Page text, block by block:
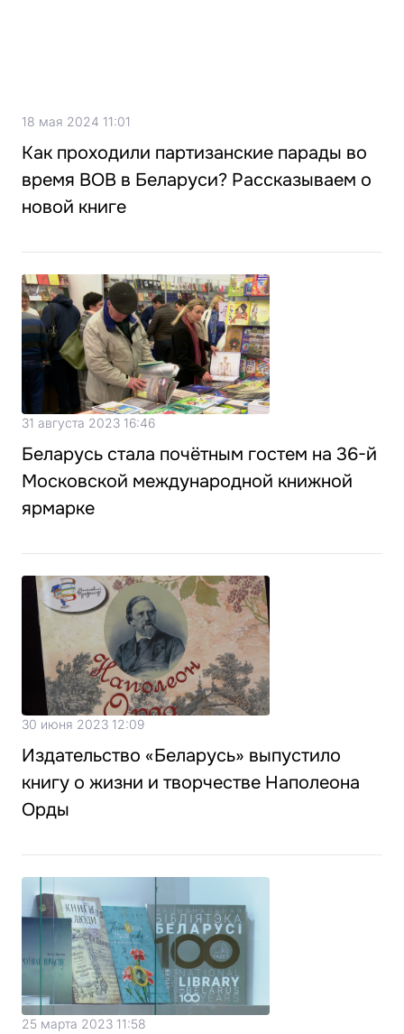
18 мая 2024 11:01
Как проходили партизанские парады во
время ВОВ в Беларуси? Рассказываем о
новой книге
31 августа 2023 16:46
Беларусь стала почётным гостем на 36-й
Московской международной книжной
ярмарке
30 июня 2023 12:09
Издательство «Беларусь» выпустило
книгу о жизни и творчестве Наполеона
Орды
25 марта 2023 11:58